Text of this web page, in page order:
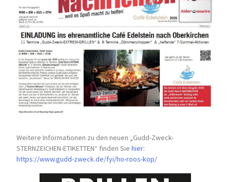
Weitere Informationen zu den neuen „Gudd-Zweck-
STERNZEICHEN-ETIKETTEN“ finden Siehier:
https://www.gudd-zweck.de/fyi/ho-roos-kop/